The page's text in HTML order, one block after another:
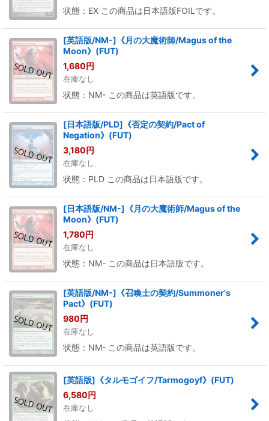
状態：EX この商品は日本語版FOILです。
[英語版/NM-]《月の大魔術師/Magus of the
Moon》(FUT)
1,680円
在庫なし
状態：NM- この商品は英語版です。
[日本語版/PLD]《否定の契約/Pact of
Negation》(FUT)
3,180円
在庫なし
状態：PLD この商品は日本語版です。
[日本語版/NM-]《月の大魔術師/Magus of the
Moon》(FUT)
1,780円
在庫なし
状態：NM- この商品は日本語版です。
[英語版/NM-]《召喚士の契約/Summoner's
Pact》(FUT)
980円
在庫なし
状態：NM- この商品は英語版です。
[英語版]《タルモゴイフ/Tarmogoyf》(FUT)
6,580円
在庫なし